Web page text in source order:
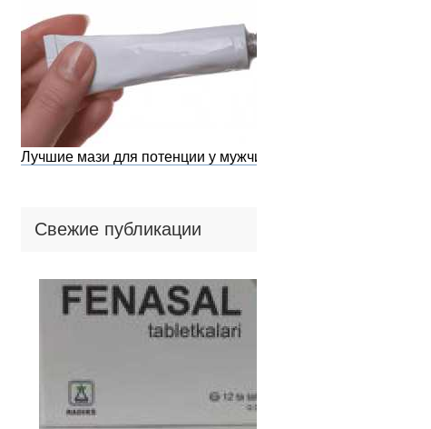
Лучшие мази для потенции у мужчин
Свежие публикации